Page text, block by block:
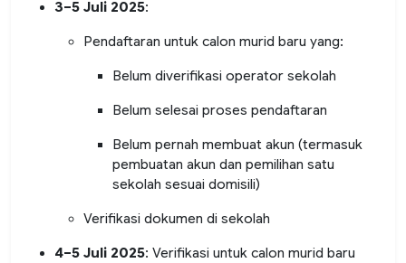
3–5 Juli 2025:
Pendaftaran untuk calon murid baru yang:
Belum diverifikasi operator sekolah
Belum selesai proses pendaftaran
Belum pernah membuat akun (termasuk
pembuatan akun dan pemilihan satu
sekolah sesuai domisili)
Verifikasi dokumen di sekolah
4–5 Juli 2025: Verifikasi untuk calon murid baru